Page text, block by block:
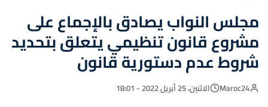
مجلس النواب يصادق بالإجماع على
مشروع قانون تنظيمي يتعلق بتحديد
شروط عدم دستورية قانون
Maroc24 الاثنين، 25 أبريل 2022 - 18:01